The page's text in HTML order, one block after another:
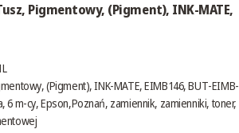
Pigmentowy, (Pigment), INK-MATE,
(Pigment), INK-MATE, EIMB146, BUT-EIMB-
6 m-cy, Epson,Poznań, zamiennik, zamienniki, toner,